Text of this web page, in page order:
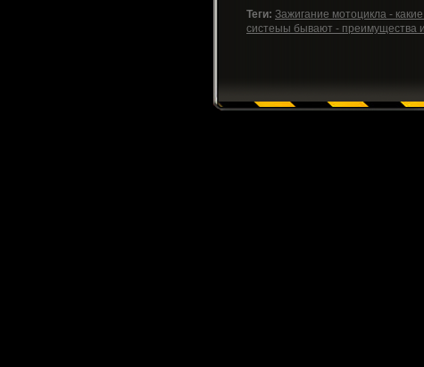
Теги: Зажигание мотоцикла -
систеыы бывают - преимущества и